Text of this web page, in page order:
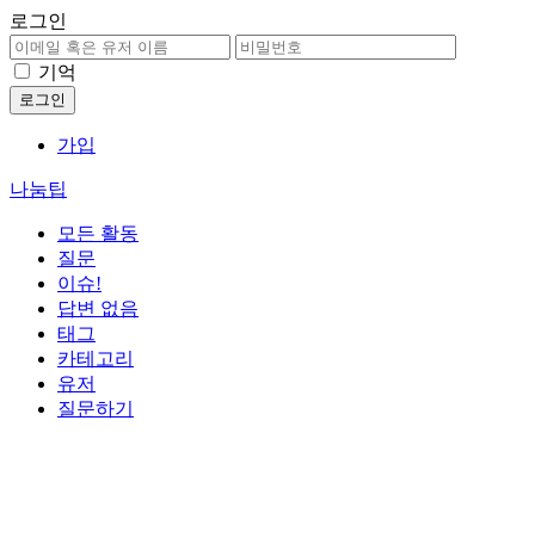
로그인
기억
가입
나눔팁
모든 활동
질문
이슈!
답변 없음
태그
카테고리
유저
질문하기